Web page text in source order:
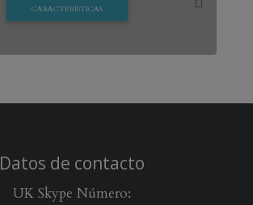
CARACTERÍSTICAS
Datos de contacto
UK Skype Número: